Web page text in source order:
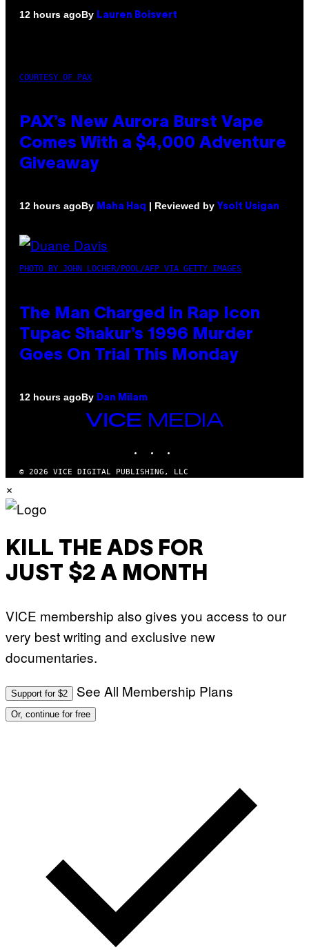
12 hours agoBy Lauren Boisvert
COURTESY OF PAX
PAX’s New Aurora Burst Vape
Comes With a $4,000 Adventure
Giveaway
12 hours agoBy Maha Haq | Reviewed by Ysolt Usigan
PHOTO BY JOHN LOCHER/POOL/AFP VIA GETTY IMAGES
The Man Charged in Rap Icon
Tupac Shakur’s 1996 Murder
Goes On Trial This Monday
12 hours agoBy Dan Milam
VICE
MEDIA
© 2026 VICE DIGITAL PUBLISHING, LLC
×
KILL THE ADS FOR
JUST $2 A MONTH
VICE membership also gives you access to our
very best writing and exclusive new
documentaries.
Support for $2 See All Membership Plans
Or, continue for free